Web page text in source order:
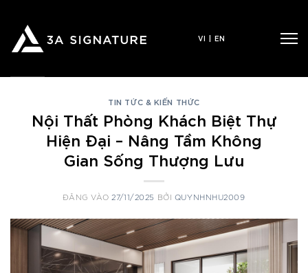
nội
VI | EN
TIN TỨC & KIẾN THỨC
Nội Thất Phòng Khách Biệt Thự
Hiện Đại – Nâng Tầm Không
Gian Sống Thượng Lưu
ĐĂNG VÀO 27/11/2025 BỞI QUYNHNHU2009